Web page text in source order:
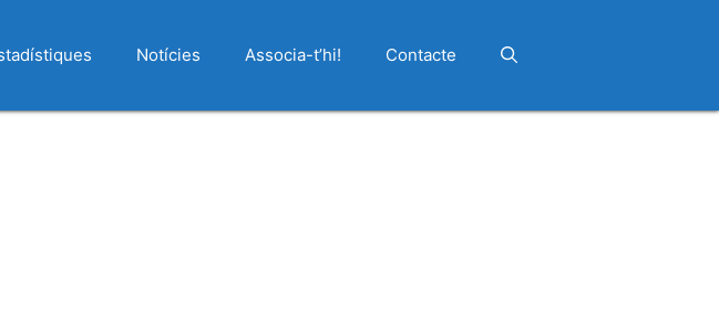
Notícies Associa-t’hi! Contacte